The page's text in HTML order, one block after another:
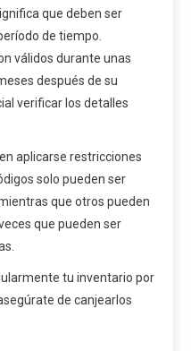
que deben ser
de tiempo.
válidos durante unas
después de su
verificar los detalles
aplicarse restricciones
solo pueden ser
que otros pueden
que pueden ser
tu inventario por
de canjearlos